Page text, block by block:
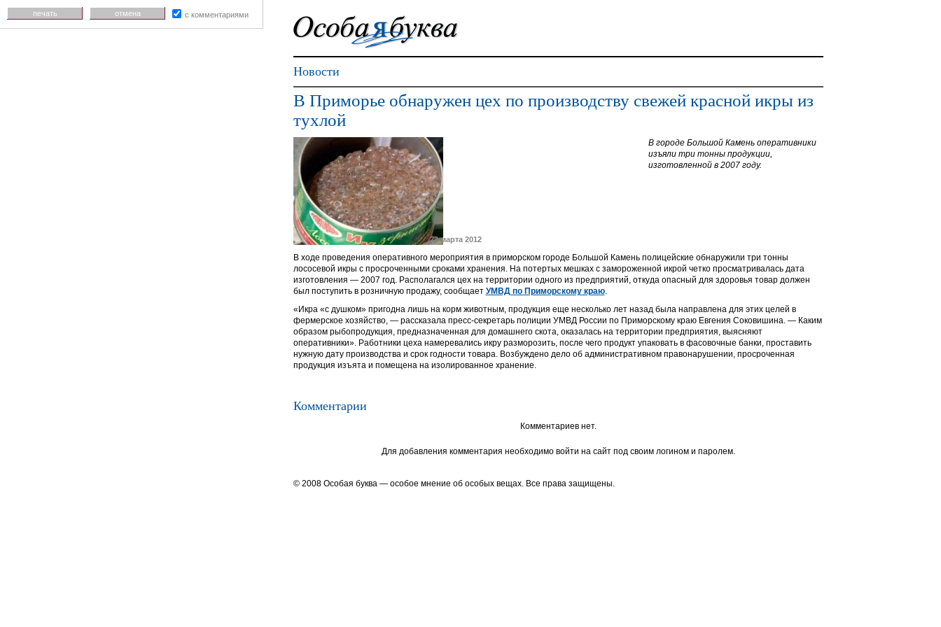
Новости
В Приморье обнаружен цех по производству свежей красной икры из
тухлой
В городе Большой Камень оперативники
изъяли три тонны продукции,
изготовленной в 2007 году.
23 марта 2012
В ходе проведения оперативного мероприятия в приморском городе Большой Камень полицейские обнаружили три тонны
лососевой икры с просроченными сроками хранения. На потертых мешках с замороженной икрой четко просматривалась дата
изготовления — 2007 год. Располагался цех на территории одного из предприятий, откуда опасный для здоровья товар должен
был поступить в розничную продажу, сообщает УМВД по Приморскому краю.
«Икра «с душком» пригодна лишь на корм животным, продукция еще несколько лет назад была направлена для этих целей в
фермерское хозяйство, — рассказала пресс-секретарь полиции УМВД России по Приморскому краю Евгения Соковишина. — Каким
образом рыбопродукция, предназначенная для домашнего скота, оказалась на территории предприятия, выясняют
оперативники». Работники цеха намеревались икру разморозить, после чего продукт упаковать в фасовочные банки, проставить
нужную дату производства и срок годности товара. Возбуждено дело об административном правонарушении, просроченная
продукция изъята и помещена на изолированное хранение.
Комментарии
Комментариев нет.
Для добавления комментария необходимо войти на сайт под своим логином и паролем.
© 2008 Особая буква — особое мнение об особых вещах. Все права защищены.
печать отмена с комментариями